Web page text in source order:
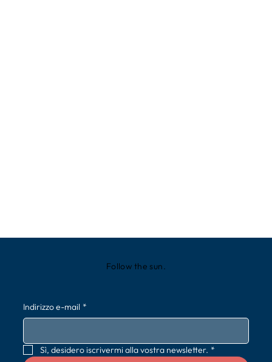
Follow the sun.
Indirizzo e-mail *
Sì, desidero iscrivermi alla vostra newsletter. *